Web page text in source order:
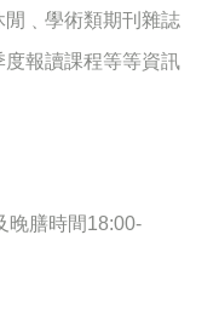
﹑學術類期刊雜誌
報讀課程等等資訊
晚膳時間18:00-